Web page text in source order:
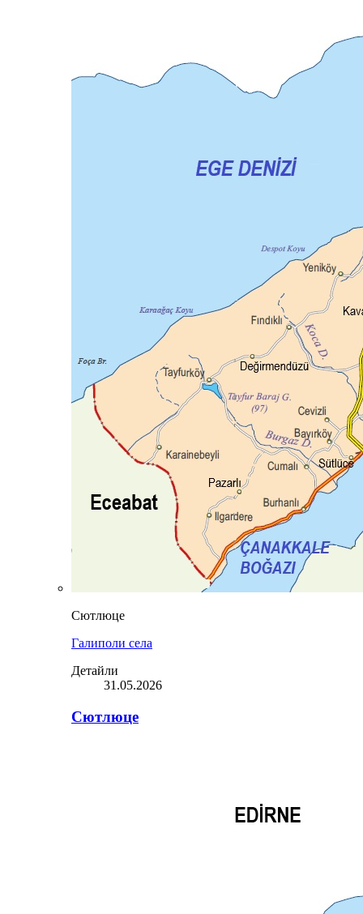
Сютлюце
Галиполи села
Детайли
31.05.2026
Сютлюце